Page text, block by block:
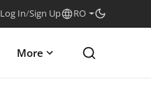
Log In/Sign Up RO
More